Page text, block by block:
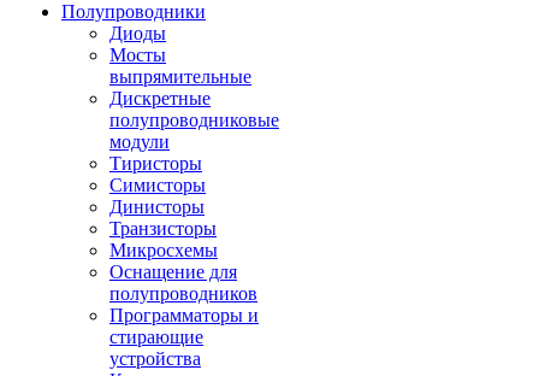
Полупроводники
Диоды
Мосты
выпрямительные
Дискретные
полупроводниковые
модули
Тиристоры
Симисторы
Динисторы
Транзисторы
Микросхемы
Оснащение для
полупроводников
Программаторы и
стирающие
устройства